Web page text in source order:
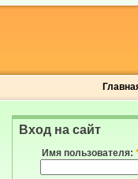
Вход на сайт
Имя пользователя: